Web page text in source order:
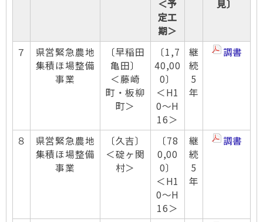
＜予
定工
期＞
見〕
７
県営緊急農地
集積ほ場整備
事業
〔早稲田
亀田〕
＜藤崎
町・板柳
町＞
〔1,7
40,00
0〕
＜H1
0～H
16＞
継
続
5
年
調書
８
県営緊急農地
集積ほ場整備
事業
〔久吉〕
＜碇ヶ関
村＞
〔78
0,00
0〕
＜H1
0～H
16＞
継
続
5
年
調書